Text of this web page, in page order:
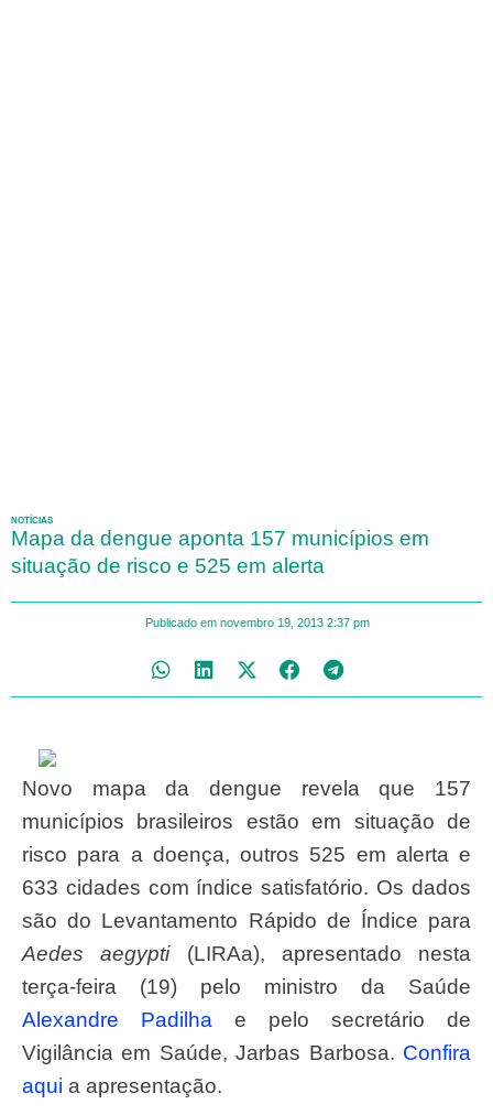
NOTÍCIAS
Mapa da dengue aponta 157 municípios em
situação de risco e 525 em alerta
Publicado em novembro 19, 2013 2:37 pm
Novo mapa da dengue revela que 157
municípios brasileiros estão em situação de
risco para a doença, outros 525 em alerta e
633 cidades com índice satisfatório. Os dados
são do Levantamento Rápido de Índice para
Aedes aegypti(LIRAa), apresentado nesta
terça-feira (19) pelo ministro da Saúde
Alexandre Padilha e pelo secretário de
Vigilância em Saúde, Jarbas Barbosa. Confira
aqui a apresentação.